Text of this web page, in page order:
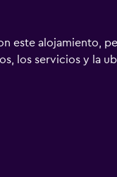
este alojamiento,
los servicios y la